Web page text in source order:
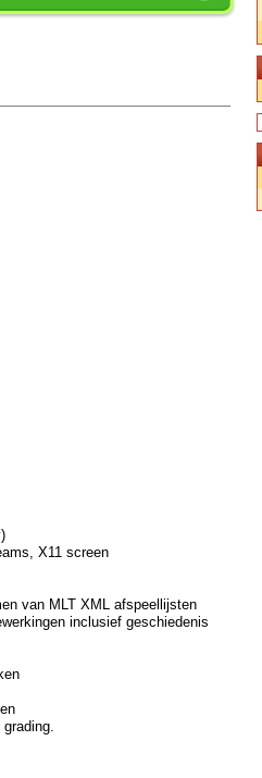
X11 screen
van MLT XML afspeellijsten
inclusief geschiedenis